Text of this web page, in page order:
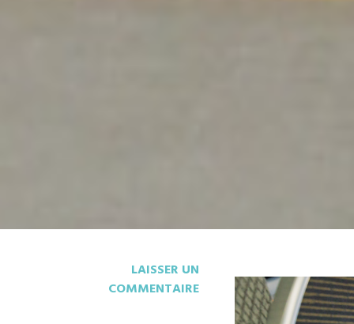
LAISSER UN
COMMENTAIRE